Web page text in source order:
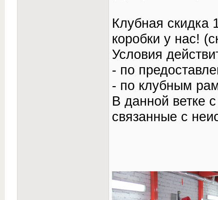
Клубная скидка
коробки у нас!
Условия
- по
- по клубным
В данной ветке
связанные с